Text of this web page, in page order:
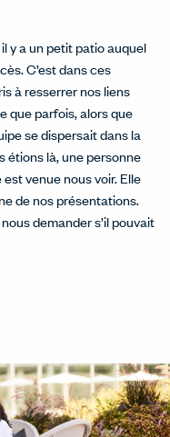
y a un petit patio auquel
C’est dans ces
à resserrer nos liens
que parfois, alors que
se dispersait dans la
étions là, une personne
venue nous voir. Elle
de nos présentations.
demander s’il pouvait